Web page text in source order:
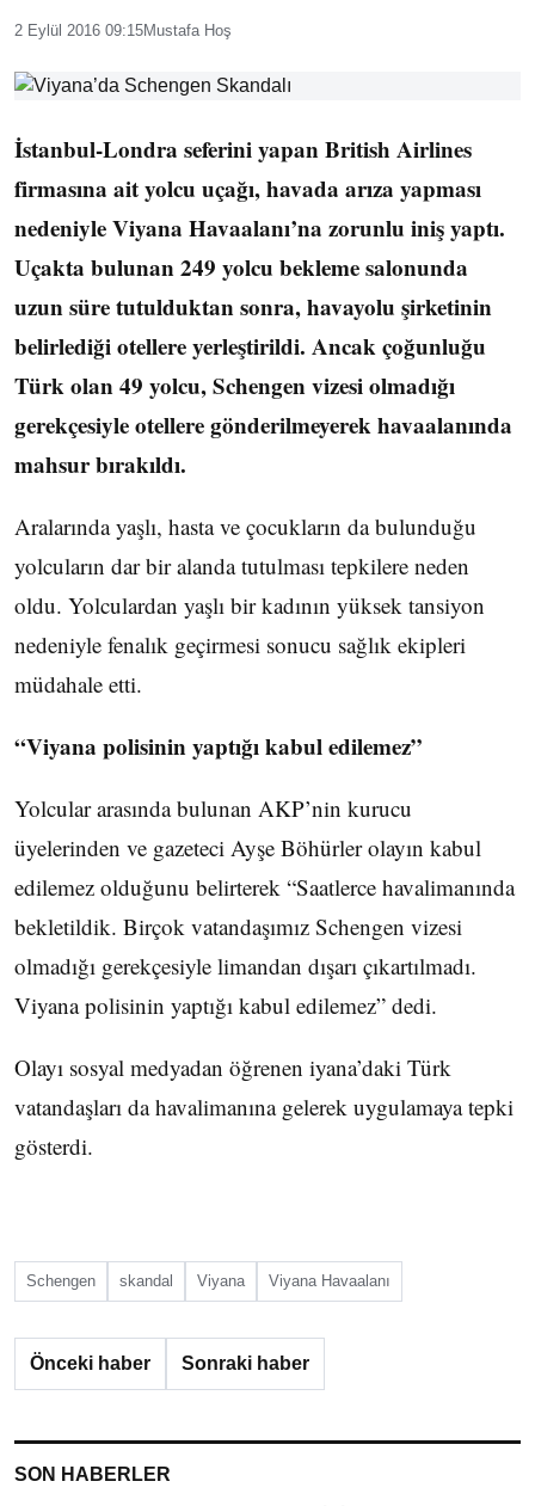
2 Eylül 2016 09:15Mustafa Hoş
İstanbul-Londra seferini yapan British Airlines
firmasına ait yolcu uçağı, havada arıza yapması
nedeniyle Viyana Havaalanı’na zorunlu iniş yaptı.
Uçakta bulunan 249 yolcu bekleme salonunda
uzun süre tutulduktan sonra, havayolu şirketinin
belirlediği otellere yerleştirildi. Ancak çoğunluğu
Türk olan 49 yolcu, Schengen vizesi olmadığı
gerekçesiyle otellere gönderilmeyerek havaalanında
mahsur bırakıldı.
Aralarında yaşlı, hasta ve çocukların da bulunduğu
yolcuların dar bir alanda tutulması tepkilere neden
oldu. Yolculardan yaşlı bir kadının yüksek tansiyon
nedeniyle fenalık geçirmesi sonucu sağlık ekipleri
müdahale etti.
“Viyana polisinin yaptığı kabul edilemez”
Yolcular arasında bulunan AKP’nin kurucu
üyelerinden ve gazeteci Ayşe Böhürler olayın kabul
edilemez olduğunu belirterek “Saatlerce havalimanında
bekletildik. Birçok vatandaşımız Schengen vizesi
olmadığı gerekçesiyle limandan dışarı çıkartılmadı.
Viyana polisinin yaptığı kabul edilemez” dedi.
Olayı sosyal medyadan öğrenen iyana’daki Türk
vatandaşları da havalimanına gelerek uygulamaya tepki
gösterdi.
Schengen skandal Viyana Viyana Havaalanı
Önceki haber Sonraki haber
SON HABERLER